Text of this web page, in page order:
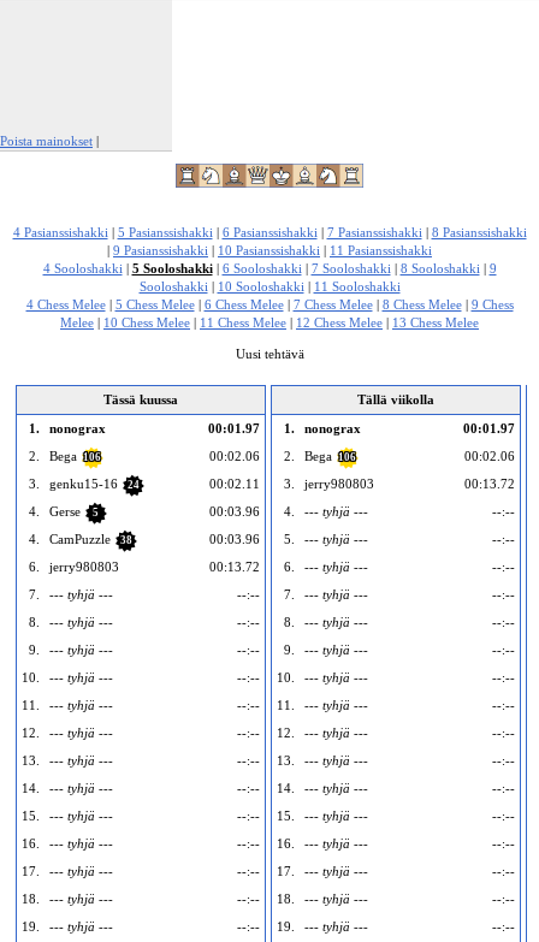
Poista mainokset |
4 Pasianssishakki | 5 Pasianssishakki | 6 Pasianssishakki | 7 Pasianssishakki | 8 Pasianssishakki
| 9 Pasianssishakki | 10 Pasianssishakki | 11 Pasianssishakki
4 Sooloshakki | 5 Sooloshakki| 6 Sooloshakki | 7 Sooloshakki | 8 Sooloshakki | 9
Sooloshakki | 10 Sooloshakki | 11 Sooloshakki
4 Chess Melee| 5 Chess Melee| 6 Chess Melee| 7 Chess Melee| 8 Chess Melee| 9 Chess
Melee | 10 Chess Melee | 11 Chess Melee | 12 Chess Melee | 13 Chess Melee
Uusi tehtävä
Tässä kuussa
1.
nonograx
00:01.97
2.
Bega 106
00:02.06
3.
genku15-16 24
00:02.11
4.
Gerse 5
00:03.96
4.
CamPuzzle 38
00:03.96
6.
jerry980803
00:13.72
7.
--- tyhjä ---
--:--
8.
--- tyhjä ---
--:--
9.
--- tyhjä ---
--:--
10.
--- tyhjä ---
--:--
11.
--- tyhjä ---
--:--
12.
--- tyhjä ---
--:--
13.
--- tyhjä ---
--:--
14.
--- tyhjä ---
--:--
15.
--- tyhjä ---
--:--
16.
--- tyhjä ---
--:--
17.
--- tyhjä ---
--:--
18.
--- tyhjä ---
--:--
19.
--- tyhjä --- --:--
Tällä viikolla
1.
nonograx
00:01.97
2.
Bega 106
00:02.06
3.
jerry980803
00:13.72
4.
--- tyhjä ---
--:--
5.
--- tyhjä ---
--:--
6.
--- tyhjä ---
--:--
7.
--- tyhjä ---
--:--
8.
--- tyhjä ---
--:--
9.
--- tyhjä ---
--:--
10.
--- tyhjä ---
--:--
11.
--- tyhjä ---
--:--
12.
--- tyhjä ---
--:--
13.
--- tyhjä ---
--:--
14.
--- tyhjä ---
--:--
15.
--- tyhjä ---
--:--
16.
--- tyhjä ---
--:--
17.
--- tyhjä ---
--:--
18.
--- tyhjä ---
--:--
19.
--- tyhjä --- --:--